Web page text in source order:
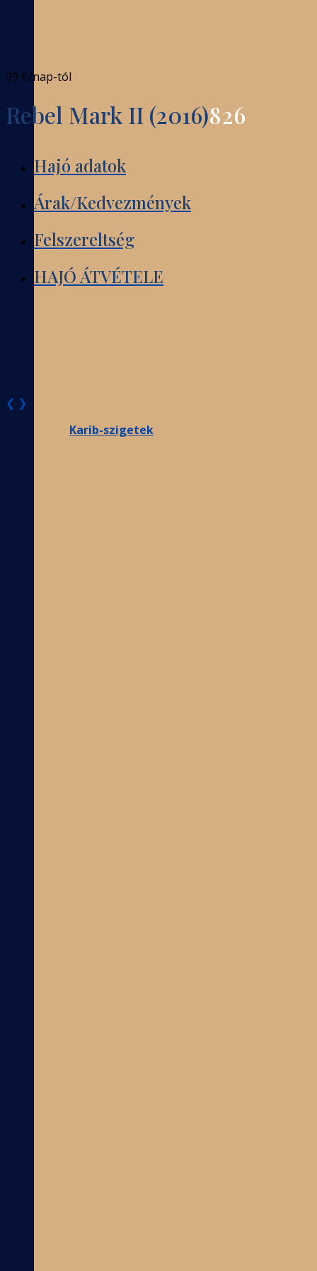
Karib-szigetek
99 €/nap-tól
Rebel Mark II (2016)826
Hajó adatok
Árak/Kedvezmények
Felszereltség
HAJÓ ÁTVÉTELE
❮ ❯